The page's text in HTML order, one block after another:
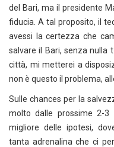
del Bari, ma il presidente
fiducia. A tal proposito, il
avessi la certezza che
salvare il Bari, senza nulla
città, mi metterei a
non è questo il problema,
Sulle chances per la
molto dalle prossime 2-
migliore delle ipotesi,
tanta adrenalina che ci